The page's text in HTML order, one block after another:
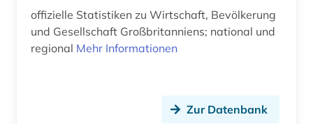
sozialausgaben (1)
soziale sicherheit (1)
offizielle Statistiken zu Wirtschaft, Bevölkerung
und Gesellschaft Großbritanniens; national und
regional Mehr Informationen
Zur Datenbank